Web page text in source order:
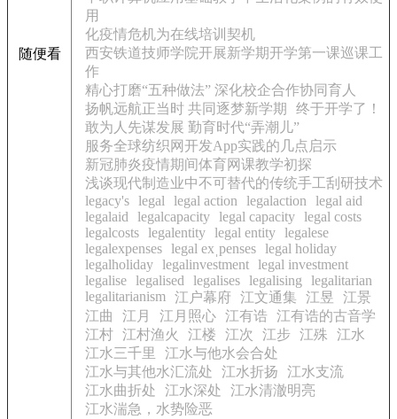
随便看
用
化疫情危机为在线培训契机
西安铁道技师学院开展新学期开学第一课巡课工
作
精心打磨“五种做法” 深化校企合作协同育人
扬帆远航正当时 共同逐梦新学期
终于开学了！
敢为人先谋发展 勤育时代“弄潮儿”
服务全球纺织网开发App实践的几点启示
新冠肺炎疫情期间体育网课教学初探
浅谈现代制造业中不可替代的传统手工刮研技术
legacy's legal legal action legalaction
legal aid
legalaid
legalcapacity legal capacity legal costs
legalcosts legalentity legal entity legalese
legalexpenses legal exˌpenses legal holiday
legalholiday legalinvestment legal investment
legalise legalised legalises legalising
legalitarian
legalitarianism
江户幕府 江文通集 江昱
江景
江曲
江月 江月照心 江有诰 江有诰的古音学
江村 江村渔火 江楼 江次 江步 江殊
江水
江水三千里
江水与他水会合处
江水与其他水汇流处
江水折扬
江水支流
江水曲折处
江水深处
江水清澈明亮
江水湍急，水势险恶